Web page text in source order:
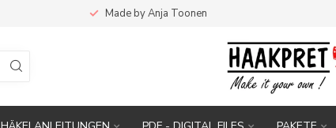
Made by Anja Toonen